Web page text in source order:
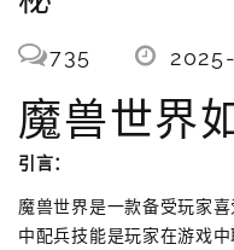
735
魔兽世界
引言：
魔兽世界是一款备受玩家
中配兵技能是玩家在游戏